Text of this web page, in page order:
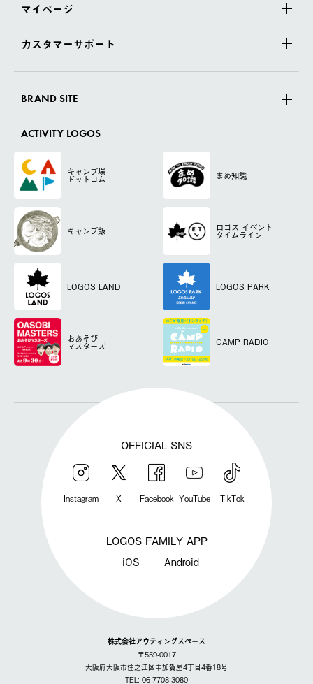
マイページ
カスタマーサポート
BRAND SITE
ACTIVITY LOGOS
キャンプ場
ドットコム まめ知識
キャンプ飯 ロゴス イベント
タイムライン
LOGOS LAND LOGOS PARK
おあそび
マスターズ CAMP RADIO
OFFICIAL SNS
Instagram X Facebook YouTube TikTok
LOGOS FAMILY APP
iOS Android
株式会社アウティングスペース
〒559-0017
大阪府大阪市住之江区中加賀屋4丁目4番18号
TEL: 06-7708-3080